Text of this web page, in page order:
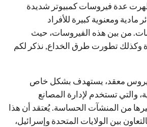
ظهرت عدة فيروسات كمبيوتر شديدة
ومعنوية كبيرة للأفراد
من بين هذه الفيروسات، حيث
وكذلك تطورت طرق الخداع, نذكر لكم
معقد، يستهدف بشكل خاص
والتي تستخدم لإدارة المصانع
من المنشآت الحساسة. يُعتقد أن هذا
بين الولايات المتحدة وإسرائيل،